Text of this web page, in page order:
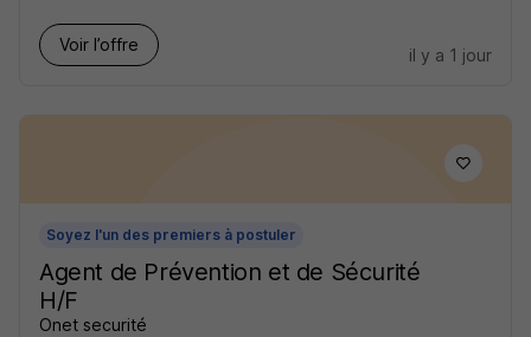
Voir l’offre
il y a 1 jour
Soyez l'un des premiers à postuler
Agent de Prévention et de Sécurité
H/F
Onet securité